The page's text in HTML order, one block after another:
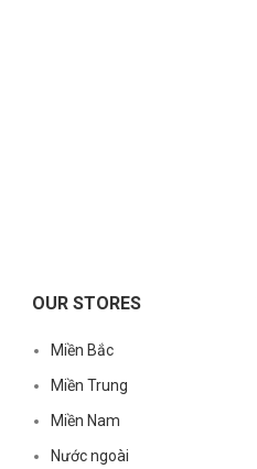
OUR STORES
Miền Bắc
Miền Trung
Miền Nam
Nước ngoài